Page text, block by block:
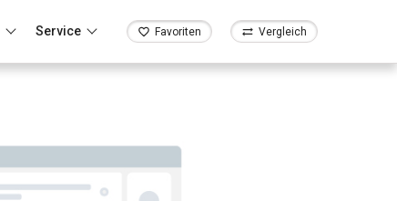
Service Favoriten Vergleich